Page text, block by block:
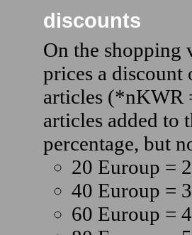
discounts
On the shopping
prices a
articles (*nKWR
articles added to
percentage, but
20 Euroup =
40 Euroup =
60 Euroup =